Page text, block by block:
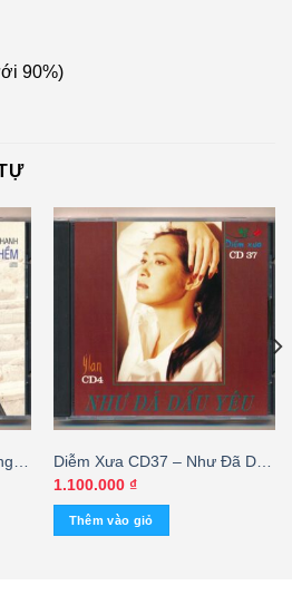
90%)
Diễm Xưa CD37 – Như Đã Dấu
Yêu – Ý Lan (JVC) KGMG
1.100.000 ₫
Thêm vào giỏ